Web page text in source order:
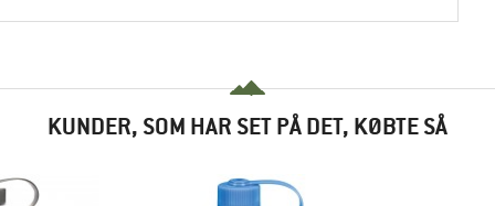
KUNDER, SOM HAR SET PÅ DET, KØBTE SÅ